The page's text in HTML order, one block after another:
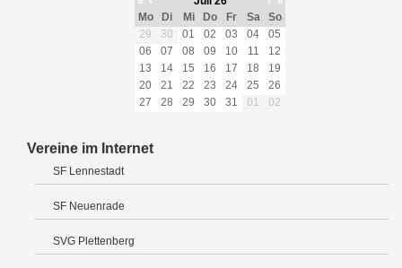
Mo
Di Mi Do Fr Sa
So
29
30 01 02 03 04
05
06
07 08 09 10 11
12
13
14 15 16 17 18
19
20
21 22 23 24 25
26
27
28 29 30 31 01 02
Vereine im Internet
SF Lennestadt
SF Neuenrade
SVG Plettenberg